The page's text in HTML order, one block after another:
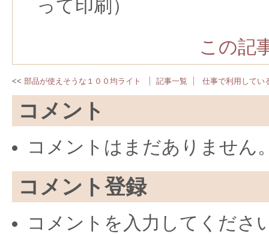
って印刷）
この記
部品が使えそうな１００均ライト 記事一覧 仕事で利用してい
コメント
コメントはまだありません
コメント登録
コメントを入力してくださ